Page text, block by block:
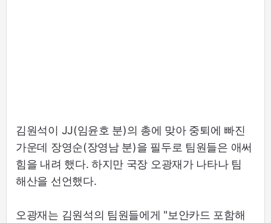
김원석이 JJ(임윤호 분)의 총에 맞아 중퇴에 빠진
가운데 장영순(장영남 분)을 필두로 팀원들은 애써
힘을 내려 했다. 하지만 국장 오광재가 나타나 팀
해산을 선언했다.
오광재는 김원석의 팀원들에게 "보안카드 포함해